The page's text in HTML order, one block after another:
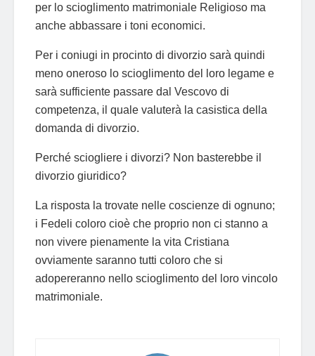
per lo scioglimento matrimoniale Religioso ma
anche abbassare i toni economici.
Per i coniugi in procinto di divorzio sarà quindi
meno oneroso lo scioglimento del loro legame e
sarà sufficiente passare dal Vescovo di
competenza, il quale valuterà la casistica della
domanda di divorzio.
Perché sciogliere i divorzi? Non basterebbe il
divorzio giuridico?
La risposta la trovate nelle coscienze di ognuno;
i Fedeli coloro cioè che proprio non ci stanno a
non vivere pienamente la vita Cristiana
ovviamente saranno tutti coloro che si
adopereranno nello scioglimento del loro vincolo
matrimoniale.